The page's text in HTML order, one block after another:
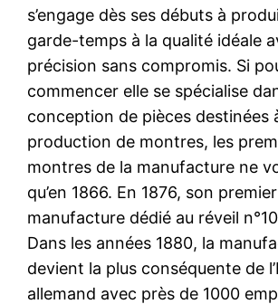
s’engage dès ses débuts à
garde-temps à la qualité idéale
précision sans compromis. Si
commencer elle se spécialise
conception de pièces destinées
production de montres, les
montres de la manufacture ne
qu’en 1866. En 1876, son
manufacture dédié au réveil
Dans les années 1880, la
devient la plus conséquente de
allemand avec près de 1000